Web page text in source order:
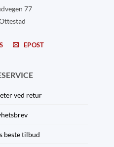
77
EPOST
ved retur
beste tilbud